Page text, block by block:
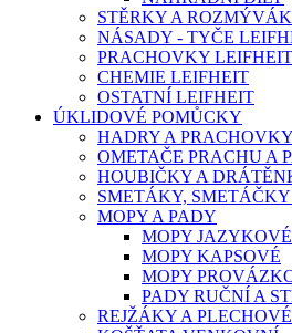
STĚRKY A
NÁSADY - TYČE
PRACHOVKY LEIFHEIT
CHEMIE LEIFHEIT
OSTATNÍ LEIFHEIT
ÚKLIDOVÉ POMŮCKY
HADRY A PRACHOVKY
OMETAČE PRACHU A
HOUBIČKY A
SMETÁKY,
MOPY A PADY
MOPY JAZYKOVÉ
MOPY KAPSOVÉ
MOPY
PADY RUČNÍ A
REJŽÁKY A